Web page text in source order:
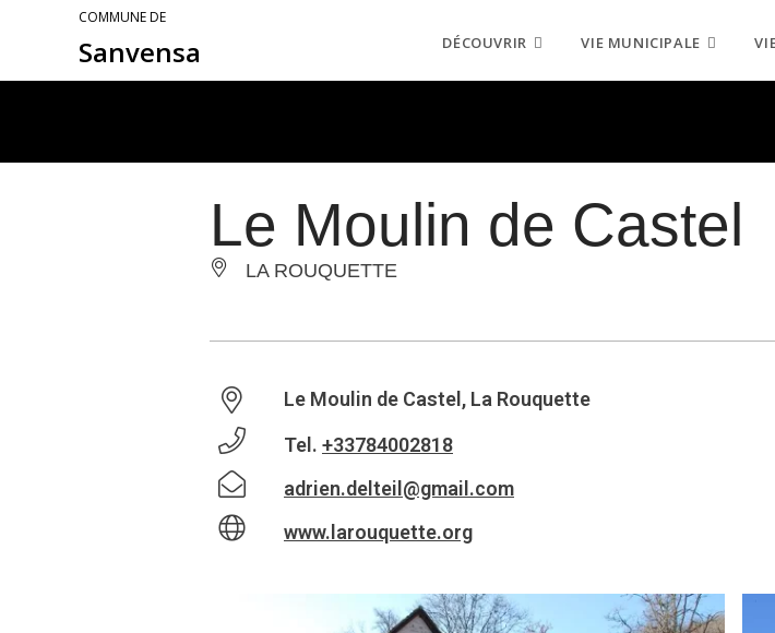
COMMUNE DE
Sanvensa DÉCOUVRIR VIE MUNICIPALE
Le Moulin de Castel
LA ROUQUETTE
Le Moulin de Castel, La Rouquette
Tel. +33784002818
adrien.delteil@gmail.com
www.larouquette.org